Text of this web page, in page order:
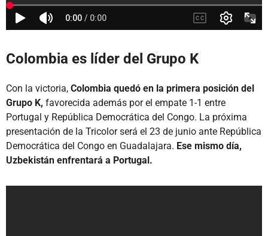
Colombia es líder del Grupo K
Con la victoria, Colombia quedó en la primera posición del
Grupo K, favorecida además por el empate 1-1 entre
Portugal y República Democrática del Congo. La próxima
presentación de la Tricolor será el 23 de junio ante República
Democrática del Congo en Guadalajara. Ese mismo día,
Uzbekistán enfrentará a Portugal.